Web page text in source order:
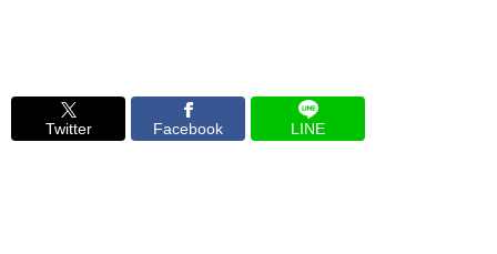
Twitter Facebook LINE